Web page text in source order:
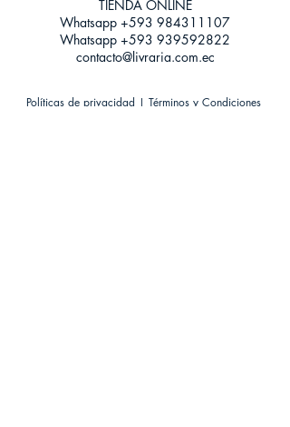
TIENDA ONLINE​
Whatsapp +593 984311107
Whatsapp +593 939592822
contacto@livraria.com.ec
Políticas de privacidad | Términos y Condiciones